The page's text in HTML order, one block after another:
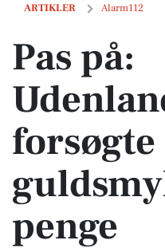
ARTIKLER Alarm112
Pas på: Udenlandsk mand
Pas på:
penge